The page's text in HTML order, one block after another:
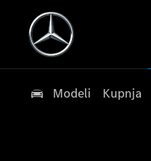
Modeli Kupnja